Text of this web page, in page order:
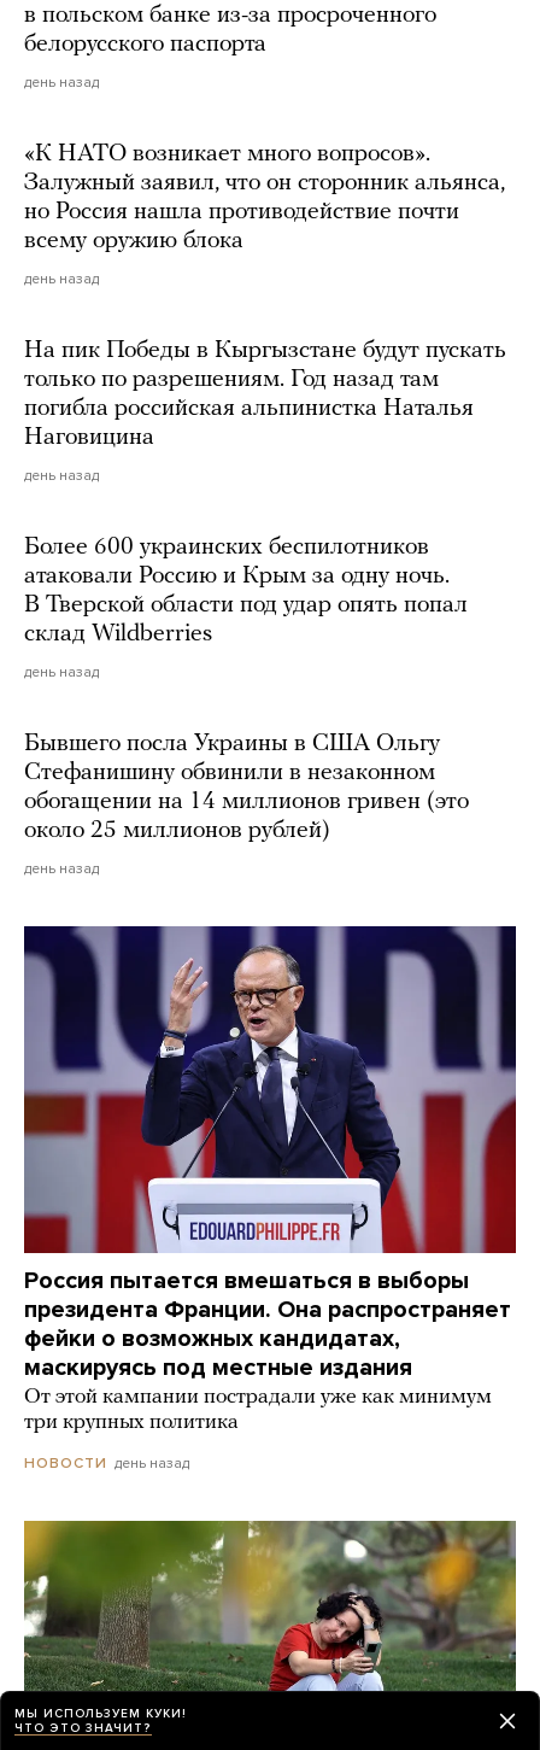
в польском банке из-за просроченного
белорусского паспорта
день назад
«К НАТО возникает много вопросов».
Залужный заявил, что он сторонник альянса,
но Россия нашла противодействие почти
всему оружию блока
день назад
На пик Победы в Кыргызстане будут пускать
только по разрешениям. Год назад там
погибла российская альпинистка Наталья
Наговицина
день назад
Более 600 украинских беспилотников
атаковали Россию и Крым за одну ночь.
В Тверской области под удар опять попал
склад Wildberries
день назад
Бывшего посла Украины в США Ольгу
Стефанишину обвинили в незаконном
обогащении на 14 миллионов гривен (это
около 25 миллионов рублей)
день назад
Россия пытается вмешаться в выборы
президента Франции. Она распространяет
фейки о возможных кандидатах,
маскируясь под местные издания
От этой кампании пострадали уже как минимум
три крупных политика
НОВОСТИ день назад
МЫ ИСПОЛЬЗУЕМ КУКИ!
ЧТО ЭТО ЗНАЧИТ?